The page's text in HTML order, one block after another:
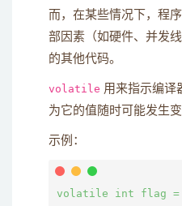
而，在某些情况下，程
部因素（如硬件、并发
的其他代码。
volatile 用来指示编译
为它的值随时可能发生变
示例：
volatile int flag =